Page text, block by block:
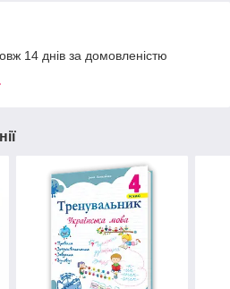
14 днів за домовленістю